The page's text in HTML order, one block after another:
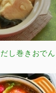
し巻きおでん